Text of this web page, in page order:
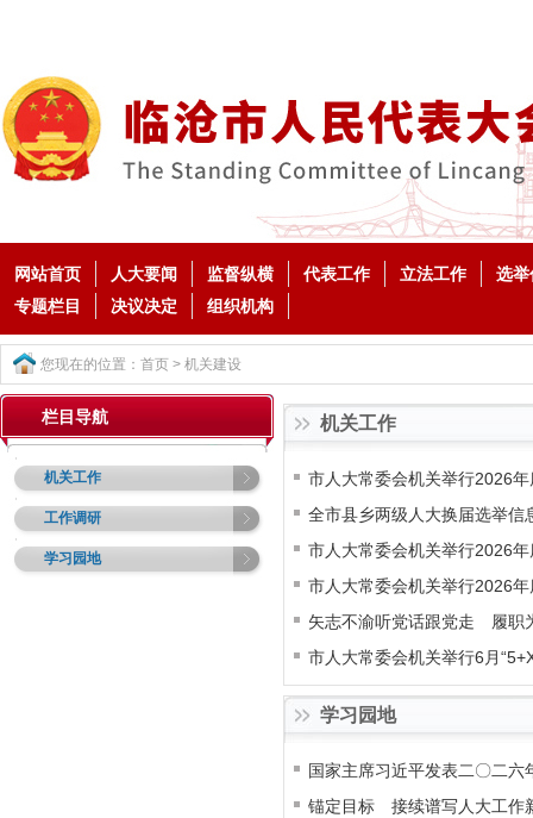
网站首页 人大要闻 监督纵横 代表工作 立法工作
选举
专题栏目
决议决定 组织机构
您现在的位置： 首页 > 机关建设
栏目导航
机关工作
工作调研
学习园地
机关工作
市人大常委会机关举行2026
全市县乡两级人大换届选举信
市人大常委会机关举行2026
市人大常委会机关举行2026
矢志不渝听党话跟党走 履职
市人大常委会机关举行6月
2026年度第十五次集体学习
学习园地
国家主席习近平发表二〇二六
锚定目标 接续谱写人大工作